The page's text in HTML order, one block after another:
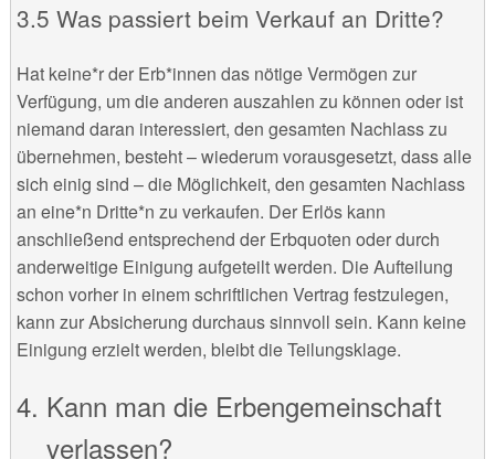
Was passiert beim Verkauf an Dritte?
Hat keine*r der Erb*innen das nötige Vermögen zur
Verfügung, um die anderen auszahlen zu können oder ist
niemand daran interessiert, den gesamten Nachlass zu
übernehmen, besteht – wiederum vorausgesetzt, dass alle
sich einig sind – die Möglichkeit, den gesamten Nachlass
an eine*n Dritte*n zu verkaufen. Der Erlös kann
anschließend entsprechend der Erbquoten oder durch
anderweitige Einigung aufgeteilt werden. Die Aufteilung
schon vorher in einem schriftlichen Vertrag festzulegen,
kann zur Absicherung durchaus sinnvoll sein. Kann keine
Einigung erzielt werden, bleibt die Teilungsklage.
Kann man die Erbengemeinschaft
verlassen?